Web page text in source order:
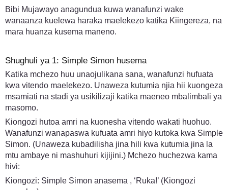
Bibi Mujawayo anagundua kuwa wanafunzi wake
wanaanza kuelewa haraka maelekezo katika Kiingereza, na
mara huanza kusema maneno.
Shughuli ya 1: Simple Simon husema
Katika mchezo huu unaojulikana sana, wanafunzi hufuata
kwa vitendo maelekezo. Unaweza kutumia njia hii kuongeza
msamiati na stadi ya usikilizaji katika maeneo mbalimbali ya
masomo.
Kiongozi hutoa amri na kuonesha vitendo wakati huohuo.
Wanafunzi wanapaswa kufuata amri hiyo kutoka kwa Simple
Simon. (Unaweza kubadilisha jina hili kwa kutumia jina la
mtu ambaye ni mashuhuri kijijini.) Mchezo huchezwa kama
hivi:
Kiongozi: Simple Simon anasema , ‘Ruka!’ (Kiongozi